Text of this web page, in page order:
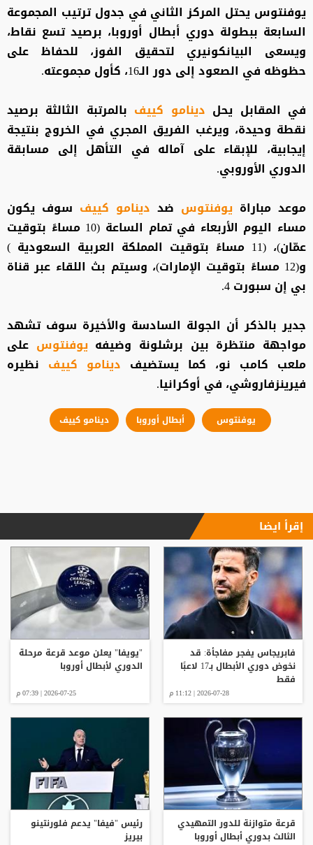
يوفنتوس يحتل المركز الثاني في جدول ترتيب المجموعة
السابعة ببطولة دوري أبطال أوروبا، برصيد تسع نقاط،
ويسعى البيانكونيري لتحقيق الفوز، للحفاظ على
حظوظه في الصعود إلى دور الـ16، كأول مجموعته.
في المقابل يحل دينامو كييف بالمرتبة الثالثة برصيد
نقطة وحيدة، ويرغب الفريق المجري في الخروج بنتيجة
إيجابية، للإبقاء على آماله في التأهل إلى مسابقة
الدوري الأوروبي.
موعد مباراة يوفنتوس ضد دينامو كييف سوف يكون
مساء اليوم الأربعاء في تمام الساعة (10 مساءً بتوقيت
عمّان)، (11 مساءً بتوقيت المملكة العربية السعودية )
و(12 مساءً بتوقيت الإمارات)، وسيتم بث اللقاء عبر قناة
بي إن سبورت 4.
جدير بالذكر أن الجولة السادسة والأخيرة سوف تشهد
مواجهة منتظرة بين برشلونة وضيفه يوفنتوس على
ملعب كامب نو، كما يستضيف دينامو كييف نظيره
فيرينزفاروشي، في أوكرانيا.
يوفنتوس أبطال أوروبا دينامو كييف
إقرأ ايضا
فابريجاس يفجر مفاجأة: قد
نخوض دوري الأبطال بـ17 لاعبًا
فقط
2026-07-28 | 11:12 م
"يويفا" يعلن موعد قرعة مرحلة
الدوري لأبطال أوروبا
2026-07-25 | 07:39 م
قرعة متوازنة للدور التمهيدي
الثالث بدوري أبطال أوروبا
رئيس "فيفا" يدعم فلورنتينو
بيريز